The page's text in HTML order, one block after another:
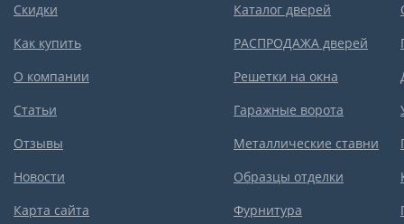
Скидки
Как купить
О компании
Статьи
Отзывы
Новости
Карта сайта
Каталог дверей
РАСПРОДАЖА дверей
Решетки на окна
Гаражные ворота
Металлические ставни
Образцы отделки
Фурнитура